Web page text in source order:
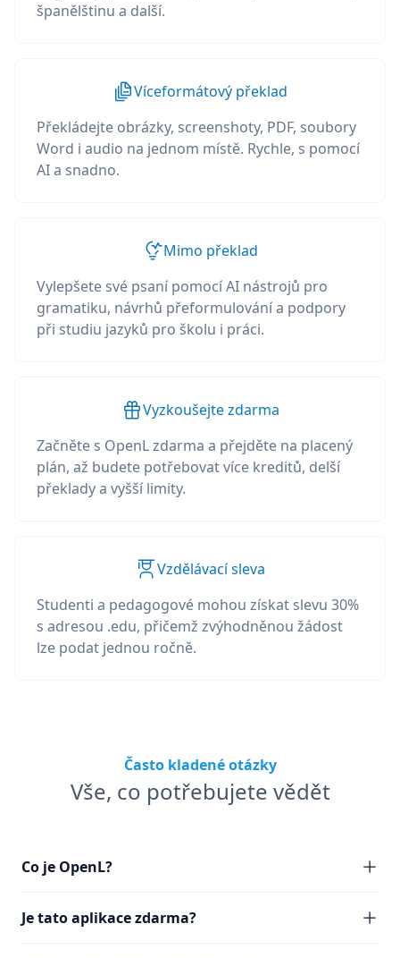
španělštinu a další.
Víceformátový překlad
Překládejte obrázky, screenshoty, PDF, soubory
Word i audio na jednom místě. Rychle, s pomocí
AI a snadno.
Mimo překlad
Vylepšete své psaní pomocí AI nástrojů pro
gramatiku, návrhů přeformulování a podpory
při studiu jazyků pro školu i práci.
Vyzkoušejte zdarma
Začněte s OpenL zdarma a přejděte na placený
plán, až budete potřebovat více kreditů, delší
překlady a vyšší limity.
Vzdělávací sleva
Studenti a pedagogové mohou získat slevu 30%
s adresou .edu, přičemž zvýhodněnou žádost
lze podat jednou ročně.
Často kladené otázky
Vše, co potřebujete vědět
Co je OpenL?
Je tato aplikace zdarma?